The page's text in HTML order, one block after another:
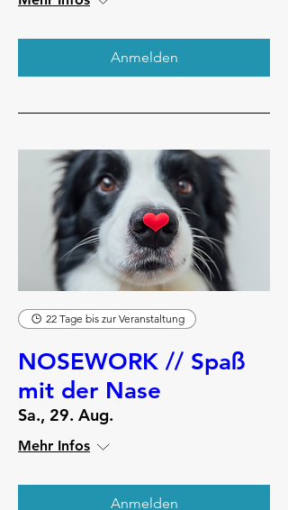
Anmelden
22 Tage bis zur Veranstaltung
NOSEWORK // Spaß
mit der Nase
Sa., 29. Aug.
Mehr Infos
Anmelden